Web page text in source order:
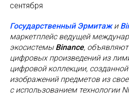
сентября
Государственный Эрмитажи
маркетплейс ведущей
экосистемы Binance,
цифровых произведений из
цифровой коллекции,
изображений предметов из
с использованием технологии